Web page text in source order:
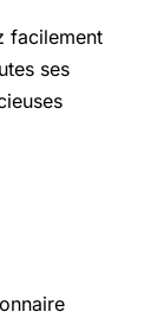
facilement
ses